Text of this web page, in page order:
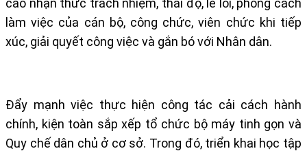
làm việc của cán bộ, công chức, viên chức khi tiếp
xúc, giải quyết công việc và gắn bó với Nhân dân.
Đẩy mạnh việc thực hiện công tác cải cách hành
chính, kiện toàn sắp xếp tổ chức bộ máy tinh gọn và
Quy chế dân chủ ở cơ sở. Trong đó, triển khai học tập